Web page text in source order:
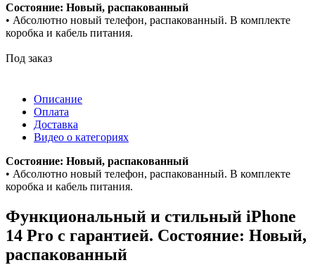
Состояние: Новый, распакованный
• Абсолютно новый телефон, распакованный. В комплекте
коробка и кабель питания.
Под заказ
Описание
Оплата
Доставка
Видео о категориях
Состояние: Новый, распакованный
• Абсолютно новый телефон, распакованный. В комплекте
коробка и кабель питания.
Функциональный и стильный iPhone
14 Pro с гарантией. Состояние: Новый,
распакованный